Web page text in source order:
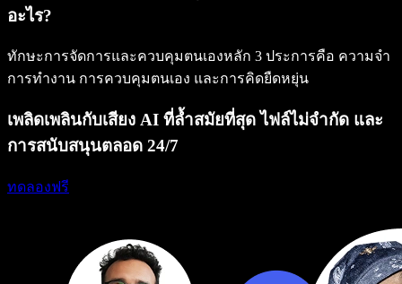
อะไร?
ทักษะการจัดการและควบคุมตนเองหลัก 3 ประการคือ ความจำ
การทำงาน การควบคุมตนเอง และการคิดยืดหยุ่น
เพลิดเพลินกับเสียง AI ที่ล้ำสมัยที่สุด ไฟล์ไม่จำกัด และ
การสนับสนุนตลอด 24/7
ทดลองฟรี